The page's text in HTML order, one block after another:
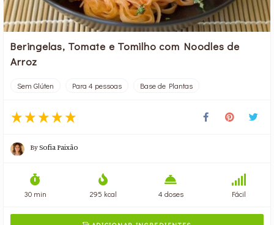
Beringelas, Tomate e Tomilho com Noodles de
Arroz
Sem Glúten Para 4 pessoas Base de Plantas
BySofia Paixão
30 min 295 kcal 4 doses Fácil